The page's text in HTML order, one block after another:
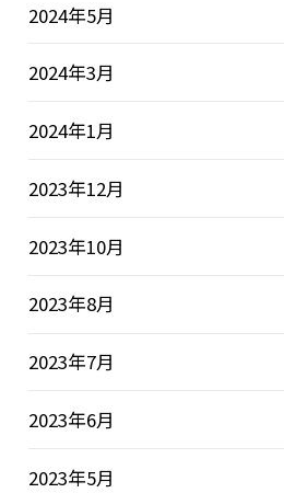
2024年5月
2024年3月
2024年1月
2023年12月
2023年10月
2023年8月
2023年7月
2023年6月
2023年5月